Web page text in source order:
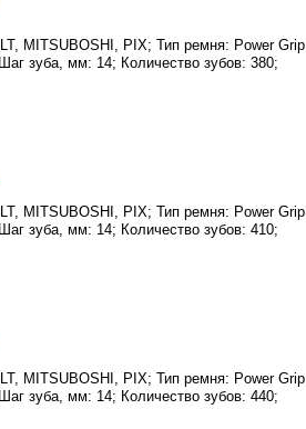
MITSUBOSHI, PIX; Тип ремня: Power Grip
Шаг зуба, мм: 14; Количество зубов: 380;
MITSUBOSHI, PIX; Тип ремня: Power Grip
Шаг зуба, мм: 14; Количество зубов: 410;
MITSUBOSHI, PIX; Тип ремня: Power Grip
Шаг зуба, мм: 14; Количество зубов: 440;